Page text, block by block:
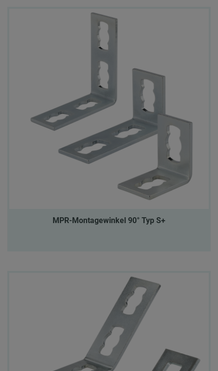
MPR-Montagewinkel 90° Typ S+